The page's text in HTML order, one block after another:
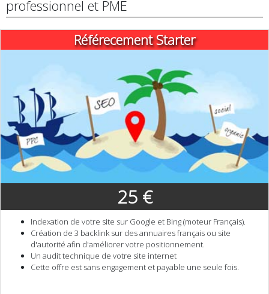
professionnel et PME
Référecement Starter
25 €
Indexation de votre site sur Google et Bing (moteur Français).
Création de 3 backlink sur des annuaires français ou site
d'autorité afin d'améliorer votre positionnement.
Un audit technique de votre site internet
Cette offre est sans engagement et payable une seule fois.